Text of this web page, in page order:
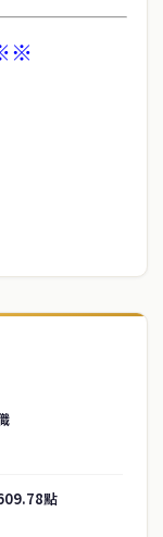
收於1609.78點